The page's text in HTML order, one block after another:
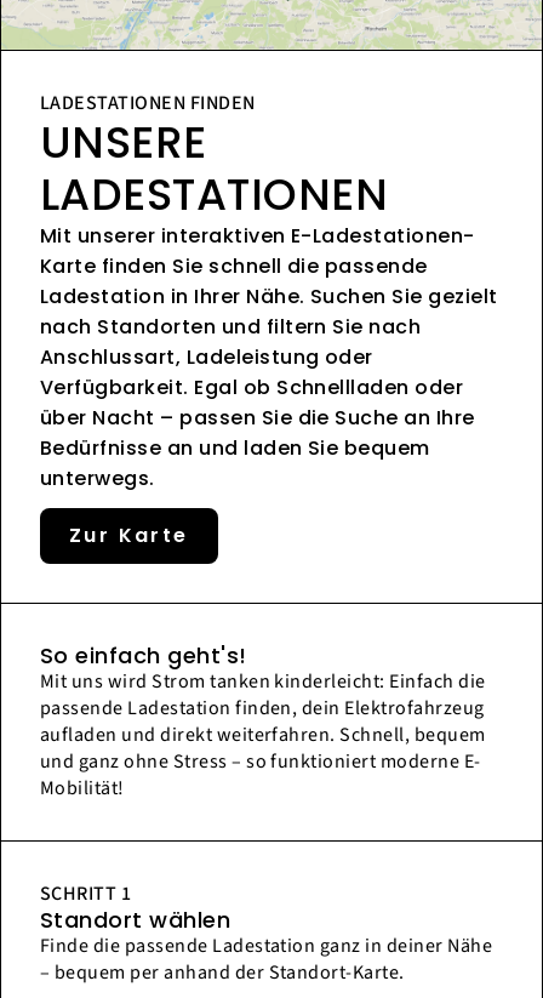
LADESTATIONEN FINDEN
UNSERE
LADESTATIONEN
Mit unserer interaktiven E-Ladestationen-
Karte finden Sie schnell die passende
Ladestation in Ihrer Nähe. Suchen Sie gezielt
nach Standorten und filtern Sie nach
Anschlussart, Ladeleistung oder
Verfügbarkeit. Egal ob Schnellladen oder
über Nacht – passen Sie die Suche an Ihre
Bedürfnisse an und laden Sie bequem
unterwegs.
Zur Karte
So einfach geht's!
Mit uns wird Strom tanken kinderleicht: Einfach die
passende Ladestation finden, dein Elektrofahrzeug
aufladen und direkt weiterfahren. Schnell, bequem
und ganz ohne Stress – so funktioniert moderne E-
Mobilität!
SCHRITT 1
Standort wählen
Finde die passende Ladestation ganz in deiner Nähe
– bequem per anhand der Standort-Karte.